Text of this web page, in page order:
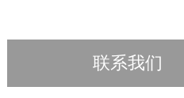
联系我们